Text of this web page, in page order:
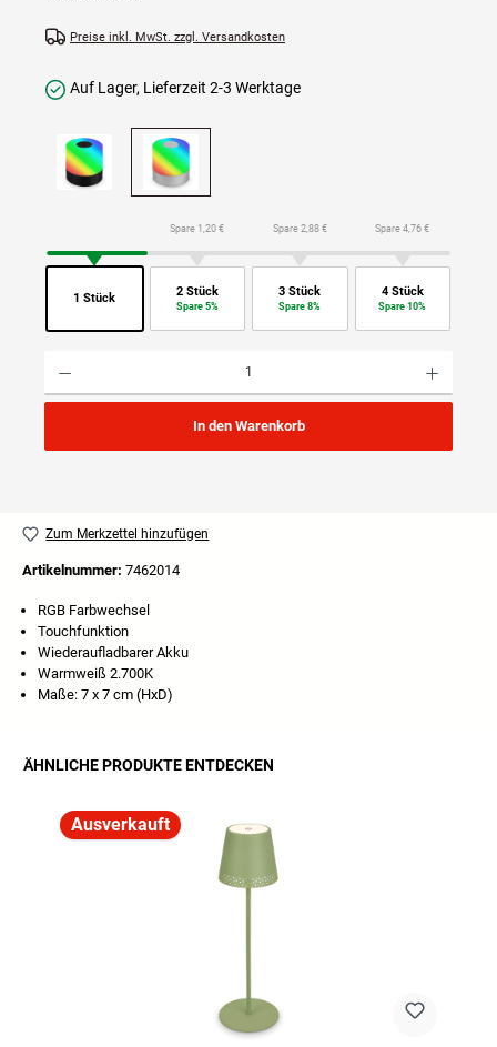
Preise inkl. MwSt. zzgl. Versandkosten
Auf Lager, Lieferzeit 2-3 Werktage
1 Stück
Spare 1,20 €
2 Stück
Spare 5%
Spare 2,88 €
3 Stück
Spare 8%
Spare 4,76 €
4 Stück
Spare 10%
In den Warenkorb
Zum Merkzettel hinzufügen
Artikelnummer: 7462014
RGB Farbwechsel
Touchfunktion
Wiederaufladbarer Akku
Warmweiß 2.700K
Maße: 7 x 7 cm (HxD)
ÄHNLICHE PRODUKTE ENTDECKEN
Ausverkauft